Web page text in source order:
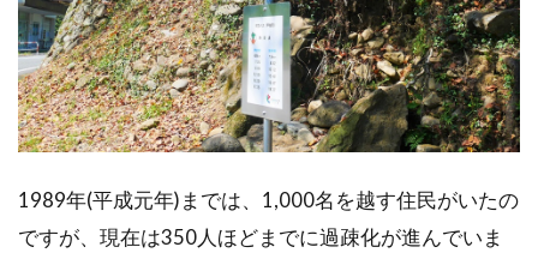
1989年(平成元年)までは、1,000名を越す住民がいたの
ですが、現在は350人ほどまでに過疎化が進んでいま